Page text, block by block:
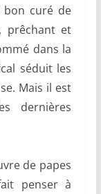
bon curé de
prêchant et
dans la
séduit les
Mais il est
dernières
de papes
penser à